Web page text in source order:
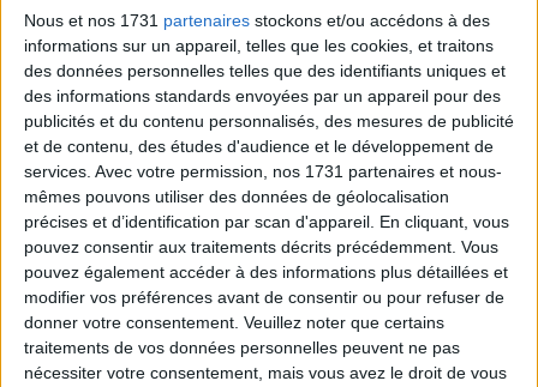
Nous et nos 1731 partenaires stockons et/ou accédons à des
informations sur un appareil, telles que les cookies, et traitons
des données personnelles telles que des identifiants uniques et
des informations standards envoyées par un appareil pour des
publicités et du contenu personnalisés, des mesures de publicité
et de contenu, des études d'audience et le développement de
services. Avec votre permission, nos 1731 partenaires et nous-
mêmes pouvons utiliser des données de géolocalisation
précises et d’identification par scan d'appareil. En cliquant, vous
pouvez consentir aux traitements décrits précédemment. Vous
pouvez également accéder à des informations plus détaillées et
modifier vos préférences avant de consentir ou pour refuser de
donner votre consentement. Veuillez noter que certains
traitements de vos données personnelles peuvent ne pas
nécessiter votre consentement, mais vous avez le droit de vous
métiers.
Formation :Programmes de remise à niveau,
formations pré-qualifiantes, qualifiantes et
diplômantes, ainsi que des contrats d’apprentissage
et de professionnalisation.
Emploi :Assistance dans la recherche d’emploi,
accès aux offres d’emploi, parrainage professionnel
et accompagnement renforcé (PACEA).
Logement :Informations et orientation concernant
les démarches logement, collaboration avec des
partenaires tels que CLLAJ.
Santé et Vie Quotidienne :Aide pour les démarches